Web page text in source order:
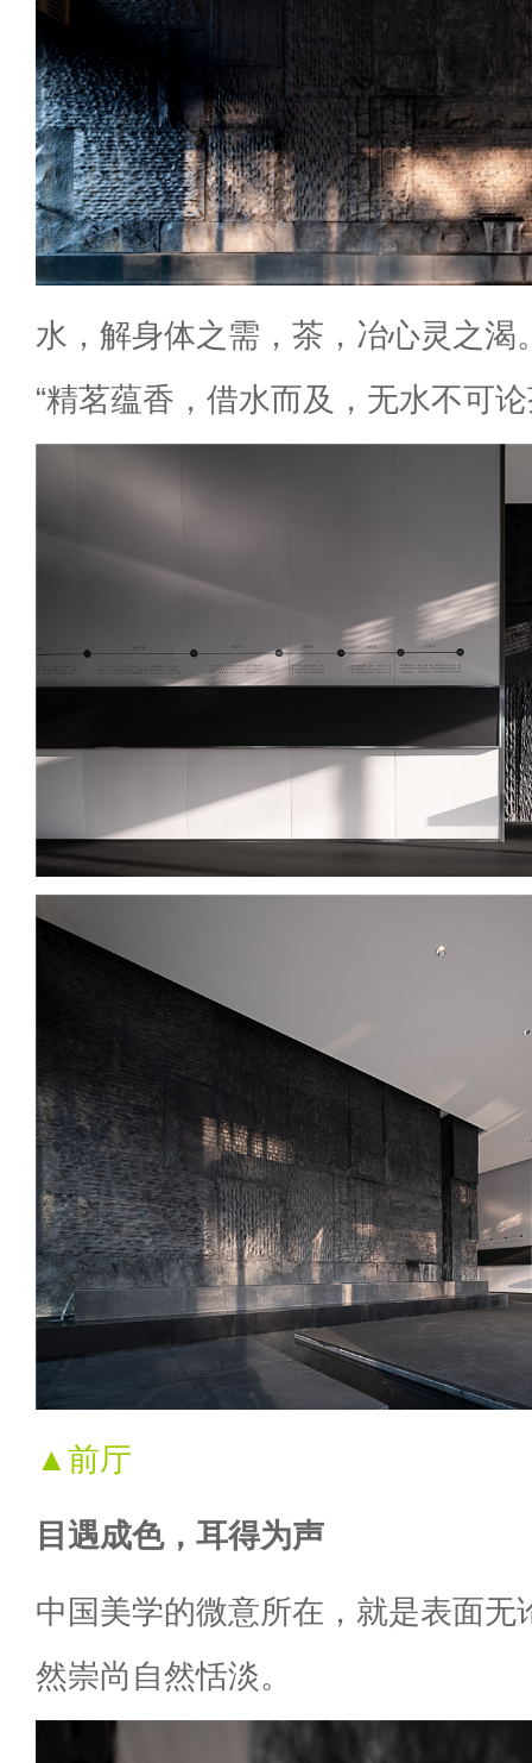
水，解身体之需，茶，冶心灵之渴
“精茗蕴香，借水而及，无水不可论
▲前厅
目遇成色，耳得为声
中国美学的微意所在，就是表面无
然崇尚自然恬淡。